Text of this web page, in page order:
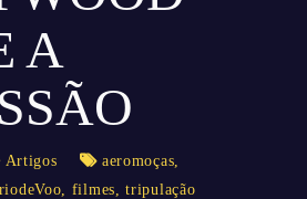
A
Artigos aeromoças,
, filmes,tripulação